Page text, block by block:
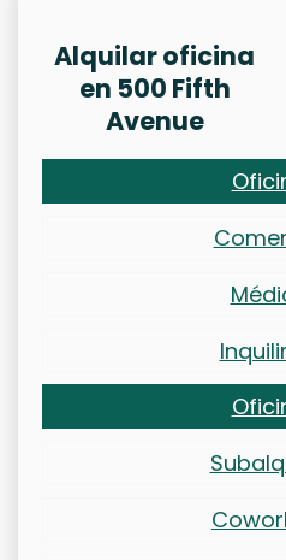
Alquilar oficina
en 500 Fifth
Avenue